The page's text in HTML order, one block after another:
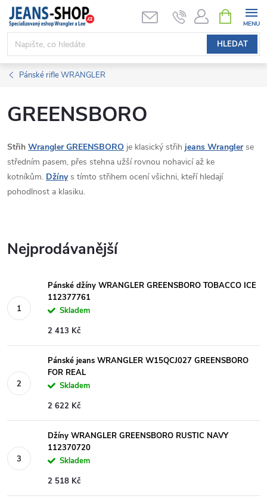
Přejít
obsah
HLEDAT
NÁKUPNÍ
KOŠÍK
Pánské rifle WRANGLER
GREENSBORO
Střih Wrangler GREENSBORO je klasický střih jeans Wrangler se
středním pasem, přes stehna užší rovnou nohavicí až ke
kotníkům. Džíny s tímto střihem ocení všichni, kteří hledají
pohodlnost a klasiku.
Nejprodávanější
Pánské džíny WRANGLER GREENSBORO TOBACCO ICE
112377761
Skladem
2 413 Kč
Pánské jeans WRANGLER W15QCJ027 GREENSBORO
FOR REAL
Skladem
2 622 Kč
Džíny WRANGLER GREENSBORO RUSTIC NAVY
112370720
Skladem
2 518 Kč